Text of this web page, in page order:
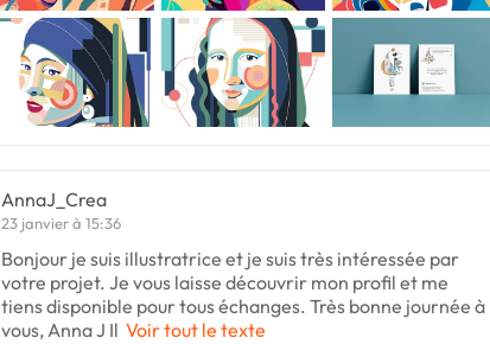
AnnaJ_Crea
23 janvier à 15:36
Bonjour je suis illustratrice et je suis très intéressée par
votre projet. Je vous laisse découvrir mon profil et me
tiens disponible pour tous échanges. Très bonne journée à
vous, Anna J Il Voir tout le texte